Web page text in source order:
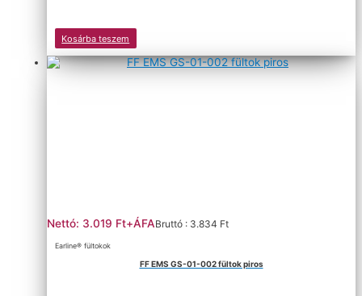
Kosárba teszem
Nettó: 3.019 Ft+ÁFABruttó : 3.834 Ft
Earline® fültokok
FF EMS GS-01-002 fültok piros